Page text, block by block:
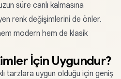
süre canlı kalmasına
renk değişimlerini de önler.
modern hem de klasik
İçin Uygundur?
tarzlara uygun olduğu için geniş